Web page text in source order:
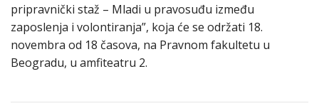
pripravnički staž – Mladi u pravosuđu između
zaposlenja i volontiranja”, koja će se održati 18.
novembra od 18 časova, na Pravnom fakultetu u
Beogradu, u amfiteatru 2.